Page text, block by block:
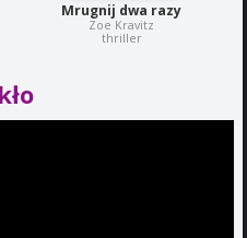
Mrugnij dwa razy
Zoe Kravitz
thriller